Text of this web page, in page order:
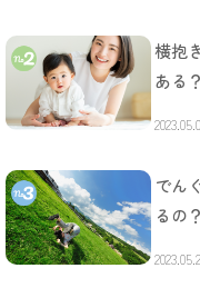
横抱
ある
でん
るの